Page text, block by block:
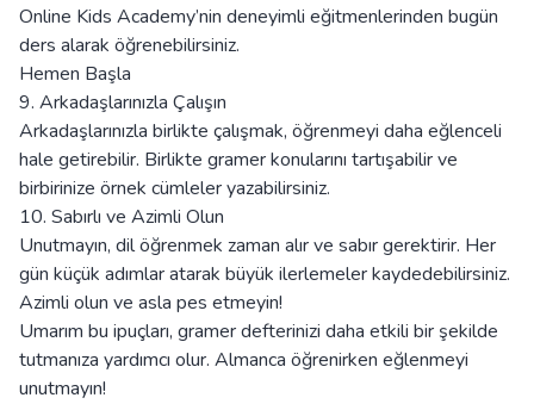
Online Kids Academy’nin deneyimli eğitmenlerinden bugün
ders alarak öğrenebilirsiniz.
Hemen Başla
9. Arkadaşlarınızla Çalışın
Arkadaşlarınızla birlikte çalışmak, öğrenmeyi daha eğlenceli
hale getirebilir. Birlikte gramer konularını tartışabilir ve
birbirinize örnek cümleler yazabilirsiniz.
10. Sabırlı ve Azimli Olun
Unutmayın, dil öğrenmek zaman alır ve sabır gerektirir. Her
gün küçük adımlar atarak büyük ilerlemeler kaydedebilirsiniz.
Azimli olun ve asla pes etmeyin!
Umarım bu ipuçları, gramer defterinizi daha etkili bir şekilde
tutmanıza yardımcı olur. Almanca öğrenirken eğlenmeyi
unutmayın!